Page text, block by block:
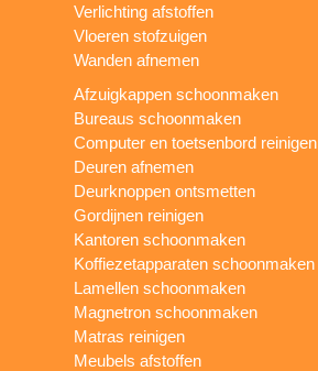
Verlichting afstoffen
Vloeren stofzuigen
Wanden afnemen
Afzuigkappen schoonmaken
Bureaus schoonmaken
Computer en toetsenbord reinigen
Deuren afnemen
Deurknoppen ontsmetten
Gordijnen reinigen
Kantoren schoonmaken
Koffiezetapparaten schoonmaken
Lamellen schoonmaken
Magnetron schoonmaken
Matras reinigen
Meubels afstoffen